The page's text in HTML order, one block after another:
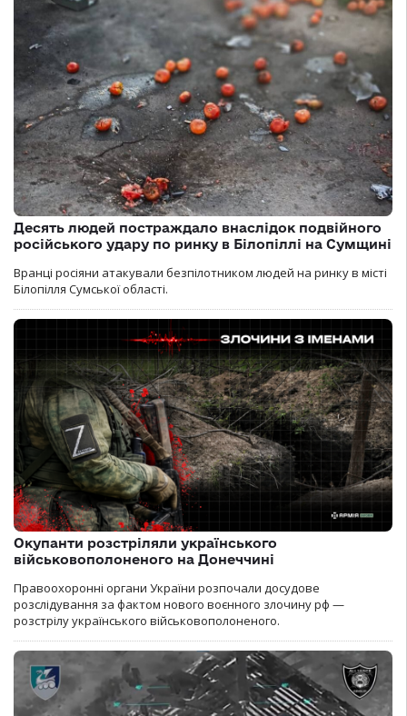
Десять людей постраждало внаслідок подвійного
російського удару по ринку в Білопіллі на Сумщині
Вранці росіяни атакували безпілотником людей на ринку в місті
Білопілля Сумської області.
Окупанти розстріляли українського
військовополоненого на Донеччині
Правоохоронні органи України розпочали досудове
розслідування за фактом нового воєнного злочину рф —
розстрілу українського військовополоненого.